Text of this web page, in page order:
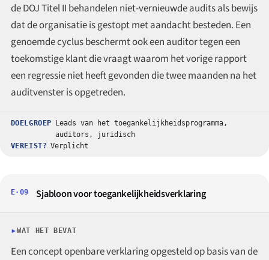
de DOJ Titel II behandelen niet-vernieuwde audits als bewijs
dat de organisatie is gestopt met aandacht besteden. Een
genoemde cyclus beschermt ook een auditor tegen een
toekomstige klant die vraagt waarom het vorige rapport
een regressie niet heeft gevonden die twee maanden na het
auditvenster is opgetreden.
DOELGROEP Leads van het toegankelijkheidsprogramma,
auditors, juridisch
VEREIST? Verplicht
E·09 Sjabloon voor toegankelijkheidsverklaring
WAT HET BEVAT
Een concept openbare verklaring opgesteld op basis van de